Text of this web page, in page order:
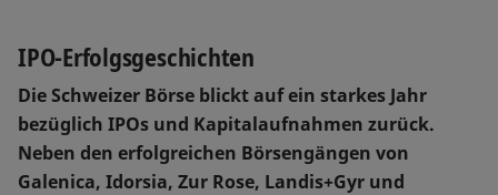
IPO-Erfolgsgeschichten
Die Schweizer Börse blickt auf ein starkes Jahr
bezüglich IPOs und Kapitalaufnahmen zurück.
Neben den erfolgreichen Börsengängen von
Galenica, Idorsia, Zur Rose, Landis+Gyr und